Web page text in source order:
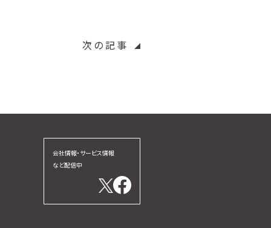
次の記事
会社情報・サービス情報
など配信中